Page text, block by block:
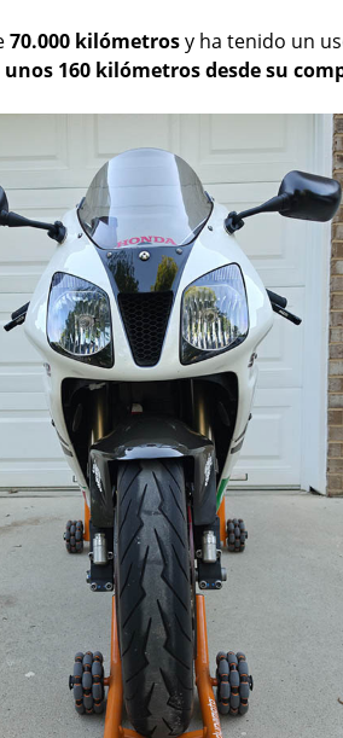
70.000 kilómetrosy ha tenido un
160 kilómetros desde su